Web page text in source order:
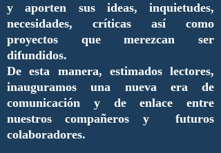
y aporten sus ideas, inquietudes,
necesidades, críticas así como
proyectos que merezcan ser
difundidos.
De esta manera, estimados lectores,
inauguramos una nueva era de
comunicación y de enlace entre
nuestros compañeros y futuros
colaboradores.